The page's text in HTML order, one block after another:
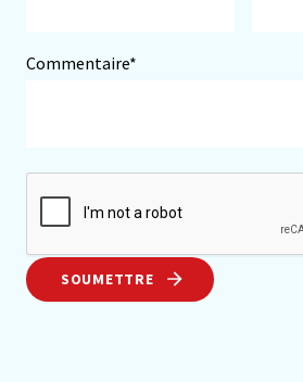
Commentaire*
SOUMETTRE